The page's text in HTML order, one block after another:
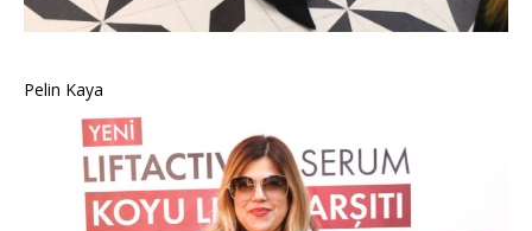
Pelin Kaya